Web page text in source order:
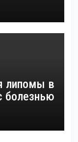
липомы в
болезнью